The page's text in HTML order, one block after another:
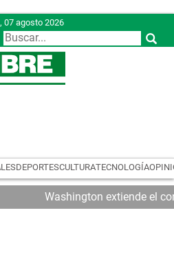
07 agosto 2026
DEPORTESCULTURATECNOLOGÍA
Washington extiende el